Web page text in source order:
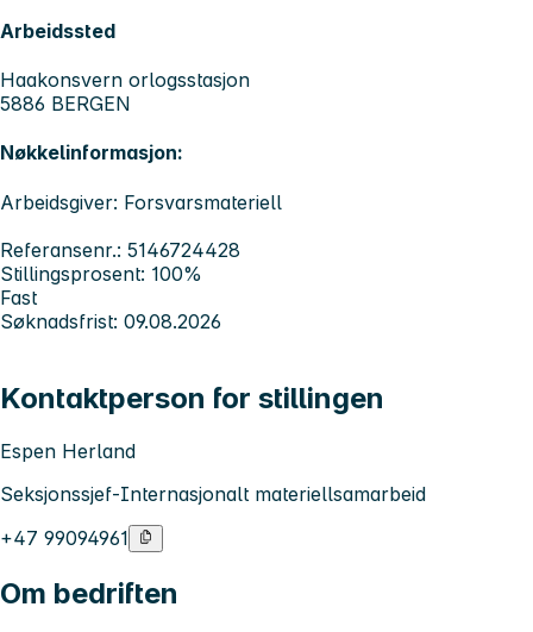
Arbeidssted
Haakonsvern orlogsstasjon
5886 BERGEN
Nøkkelinformasjon:
Arbeidsgiver: Forsvarsmateriell
Referansenr.: 5146724428
Stillingsprosent: 100%
Fast
Søknadsfrist: 09.08.2026
Kontaktperson for stillingen
Espen Herland
Seksjonssjef-Internasjonalt materiellsamarbeid
+47 99094961
Om bedriften